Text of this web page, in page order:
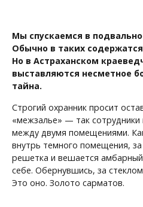
Мы спускаемся в
Обычно в таких
Но в Астраханском
выставляются несметное
тайна.
Строгий охранник просит
«межзалье» — так
между двумя помещениями.
внутрь темного помещения,
решетка и вешается
себе. Обернувшись, за
Это оно. Золото сарматов.